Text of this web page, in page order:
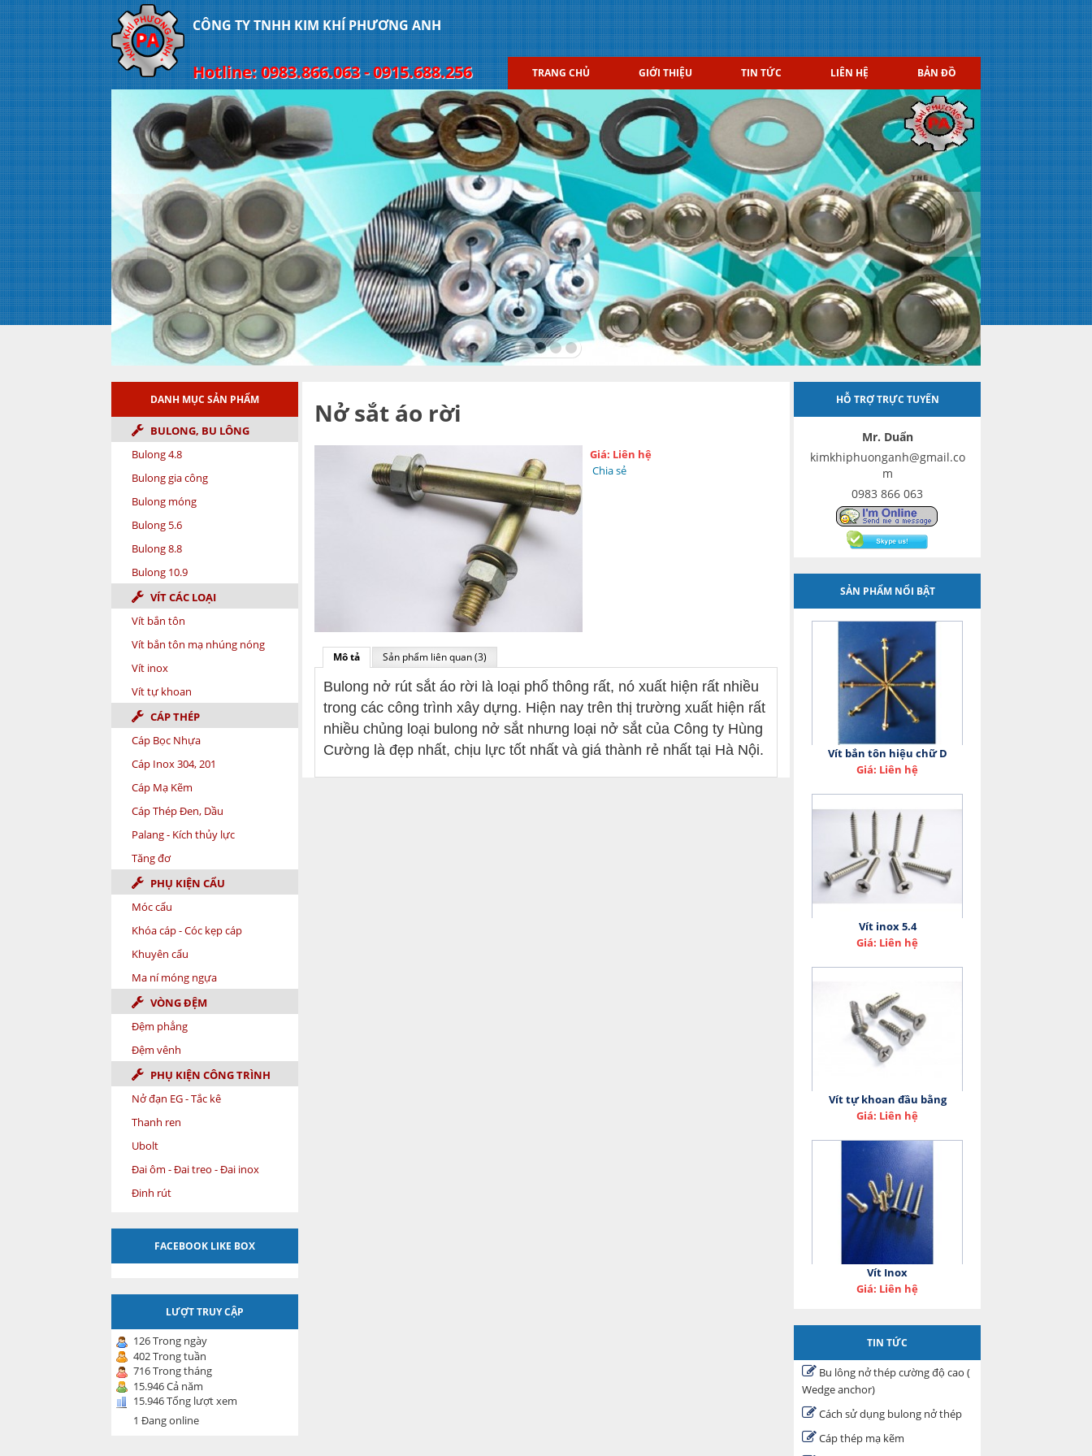
CÔNG TY TNHH KIM KHÍ PHƯƠNG ANH
Hotline: 0983.866.063 - 0915.688.256 TRANG CHỦ GIỚI THIỆU TIN TỨC LIÊN HỆ BẢN ĐỒ
DANH MỤC SẢN PHẨM
BULONG, BU LÔNG
Bulong 4.8
Bulong gia công
Bulong móng
Bulong 5.6
Bulong 8.8
Bulong 10.9
VÍT CÁC LOẠI
Vít bắn tôn
Vít bắn tôn mạ nhúng nóng
Vít inox
Vít tự khoan
CÁP THÉP
Cáp Bọc Nhựa
Cáp Inox 304, 201
Cáp Mạ Kẽm
Cáp Thép Đen, Dầu
Palang - Kích thủy lực
Tăng đơ
PHỤ KIỆN CẨU
Móc cẩu
Khóa cáp - Cóc kẹp cáp
Khuyên cẩu
Ma ní móng ngựa
VÒNG ĐỆM
Đệm phẳng
Đệm vênh
PHỤ KIỆN CÔNG TRÌNH
Nở đạn EG - Tắc kê
Thanh ren
Ubolt
Đai ôm - Đai treo - Đai inox
Đinh rút
FACEBOOK LIKE BOX
LƯỢT TRUY CẬP
126 Trong ngày
402 Trong tuần
716 Trong tháng
15.946 Cả năm
15.946 Tổng lượt xem
1 Đang online
HỖ TRỢ TRỰC TUYẾN
Mr. Duẩn
kimkhiphuonganh@gmail.co
m
0983 866 063
SẢN PHẨM NỔI BẬT
Vít bắn tôn hiệu chữ D
Giá: Liên hệ
Vít inox 5.4
Giá: Liên hệ
Vít tự khoan đầu bằng
Giá: Liên hệ
Vít Inox
Giá: Liên hệ
TIN TỨC
Bu lông nở thép cường độ cao (
Wedge anchor)
Cách sử dụng bulong nở thép
Cáp thép mạ kẽm
Nở sắt áo rời
Giá: Liên hệ
Chia sẻ
Mô tả Sản phẩm liên quan (3)
Bulong nở rút sắt áo rời là loại phổ thông rất, nó xuất hiện rất nhiều
trong các công trình xây dựng. Hiện nay trên thị trường xuất hiện rất
nhiều chủng loại bulong nở sắt nhưng loại nở sắt của Công ty Hùng
Cường là đẹp nhất, chịu lực tốt nhất và giá thành rẻ nhất tại Hà Nội.